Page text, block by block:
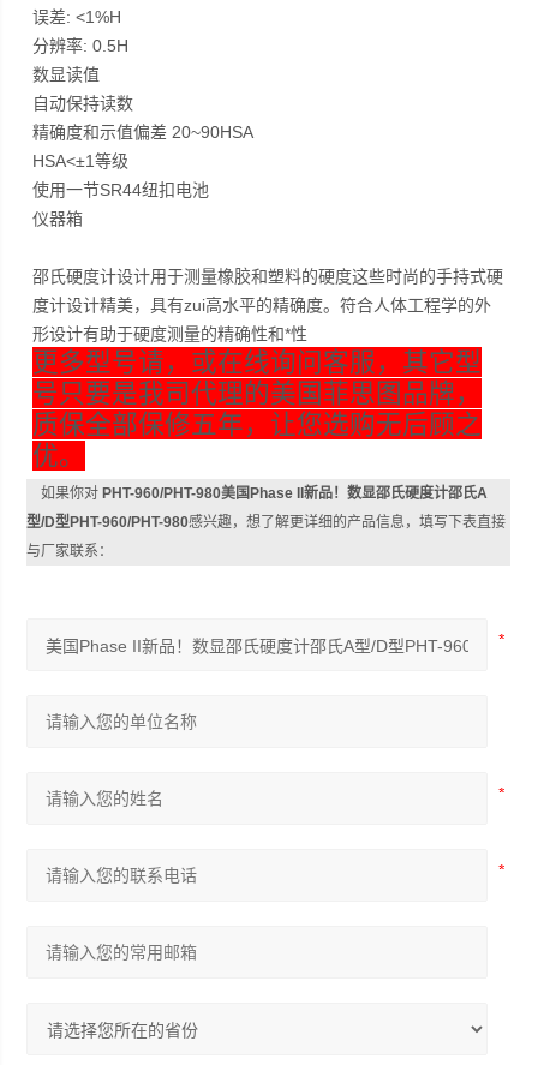
误差: <1%H
分辨率: 0.5H
数显读值
自动保持读数
精确度和示值偏差 20~90HSA
HSA<±1等级
使用一节SR44纽扣电池
仪器箱
邵氏硬度计设计用于测量橡胶和塑料的硬度这些时尚的手持式硬
度计设计精美，具有zui高水平的精确度。符合人体工程学的外
形设计有助于硬度测量的精确性和*性
更多型号请，或在线询问客服，其它型
号只要是我司代理的美国菲思图品牌，
质保全部保修五年，让您选购无后顾之
优。
如果你对 PHT-960/PHT-980美国Phase II新品！数显邵氏硬度计邵氏A
型/D型PHT-960/PHT-980感兴趣，想了解更详细的产品信息，填写下表直接
与厂家联系：